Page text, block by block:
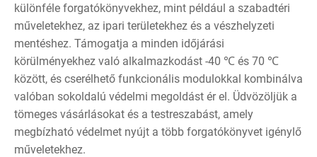
különféle forgatókönyvekhez, mint például a szabadtéri
műveletekhez, az ipari területekhez és a vészhelyzeti
mentéshez. Támogatja a minden időjárási
körülményekhez való alkalmazkodást -40 ℃ és 70 ℃
között, és cserélhető funkcionális modulokkal kombinálva
valóban sokoldalú védelmi megoldást ér el. Üdvözöljük a
tömeges vásárlásokat és a testreszabást, amely
megbízható védelmet nyújt a több forgatókönyvet igénylő
műveletekhez.